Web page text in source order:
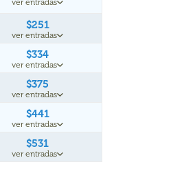
ver entradas
$251
ver entradas
$334
ver entradas
$375
ver entradas
$441
ver entradas
$531
ver entradas